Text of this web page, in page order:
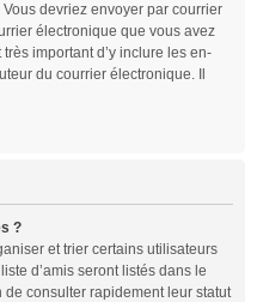
devriez envoyer par courrier
électronique que vous avez
important d’y inclure les en-
du courrier électronique. Il
?
et trier certains utilisateurs
d’amis seront listés dans le
consulter rapidement leur statut